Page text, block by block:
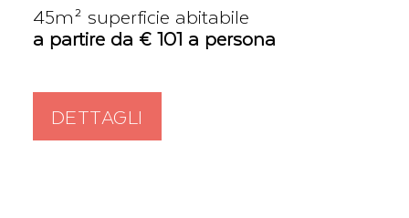
45m² superficie abitabile
a partire da € 101 a persona
DETTAGLI